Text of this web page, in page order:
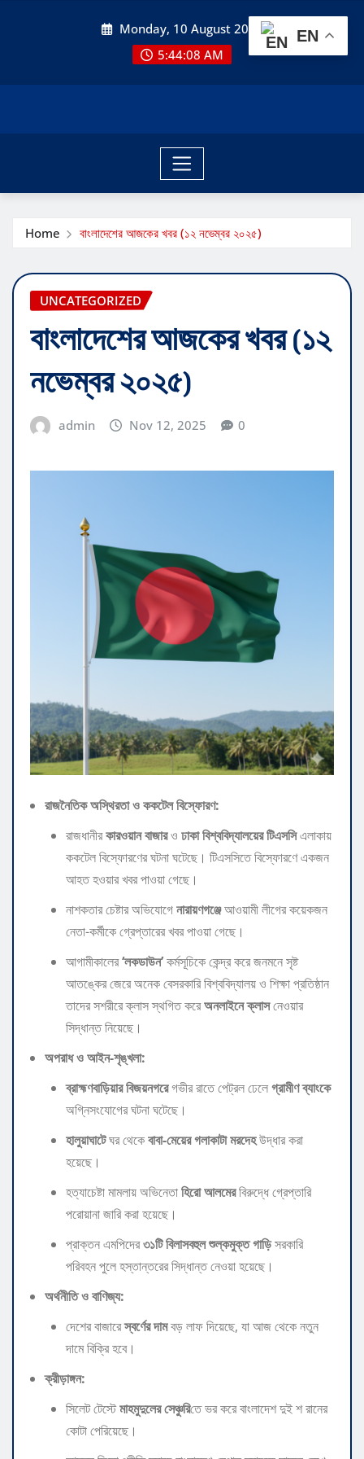
Monday, 10 August 2026
5:44:08 AM
Home বাংলাদেশের আজকের খবর (১২ নভেম্বর ২০২৫)
UNCATEGORIZED
বাংলাদেশের আজকের খবর (১২
নভেম্বর ২০২৫)
admin Nov 12, 2025 0
রাজনৈতিক অস্থিরতা ও ককটেল বিস্ফোরণ:
​রাজধানীরকারওয়ান বাজারও ঢাকা বিশ্ববিদ্যালয়ের টিএসসিএলাকায়
ককটেল বিস্ফোরণের ঘটনা ঘটেছে। টিএসসিতে বিস্ফোরণে একজন
আহত হওয়ার খবর পাওয়া গেছে।
​নাশকতার চেষ্টার অভিযোগেনারায়ণগঞ্জেআওয়ামী লীগের কয়েকজন
নেতা-কর্মীকে গ্রেপ্তারের খবর পাওয়া গেছে।
​আগামীকালের‘লকডাউন’কর্মসূচিকে কেন্দ্র করে জনমনে সৃষ্ট
আতঙ্কের জেরে অনেক বেসরকারি বিশ্ববিদ্যালয় ও শিক্ষা প্রতিষ্ঠান
তাদের সশরীরে ক্লাস স্থগিত করেঅনলাইনে ক্লাসনেওয়ার
সিদ্ধান্ত নিয়েছে।
অপরাধ ও আইন-শৃঙ্খলা:
ব্রাহ্মণবাড়িয়ার বিজয়নগরেগভীর রাতে পেট্রল ঢেলেগ্রামীণ ব্যাংকে
অগ্নিসংযোগের ঘটনা ঘটেছে।
হালুয়াঘাটেঘর থেকেবাবা-মেয়ের গলাকাটা মরদেহউদ্ধার করা
হয়েছে।
​হত্যাচেষ্টা মামলায় অভিনেতাহিরো আলমেরবিরুদ্ধে গ্রেপ্তারি
পরোয়ানা জারি করা হয়েছে।
​প্রাক্তন এমপিদের৩১টি বিলাসবহুল শুল্কমুক্ত গাড়িসরকারি
পরিবহন পুলে হস্তান্তরের সিদ্ধান্ত নেওয়া হয়েছে।
অর্থনীতি ও বাণিজ্য:
​দেশের বাজারেস্বর্ণের দামবড় লাফ দিয়েছে, যা আজ থেকে নতুন
দামে বিক্রি হবে।
ক্রীড়াঙ্গন:
​সিলেট টেস্টেমাহমুদুলের সেঞ্চুরিতে ভর করে বাংলাদেশ দুই শ রানের
কোটা পেরিয়েছে।
EN